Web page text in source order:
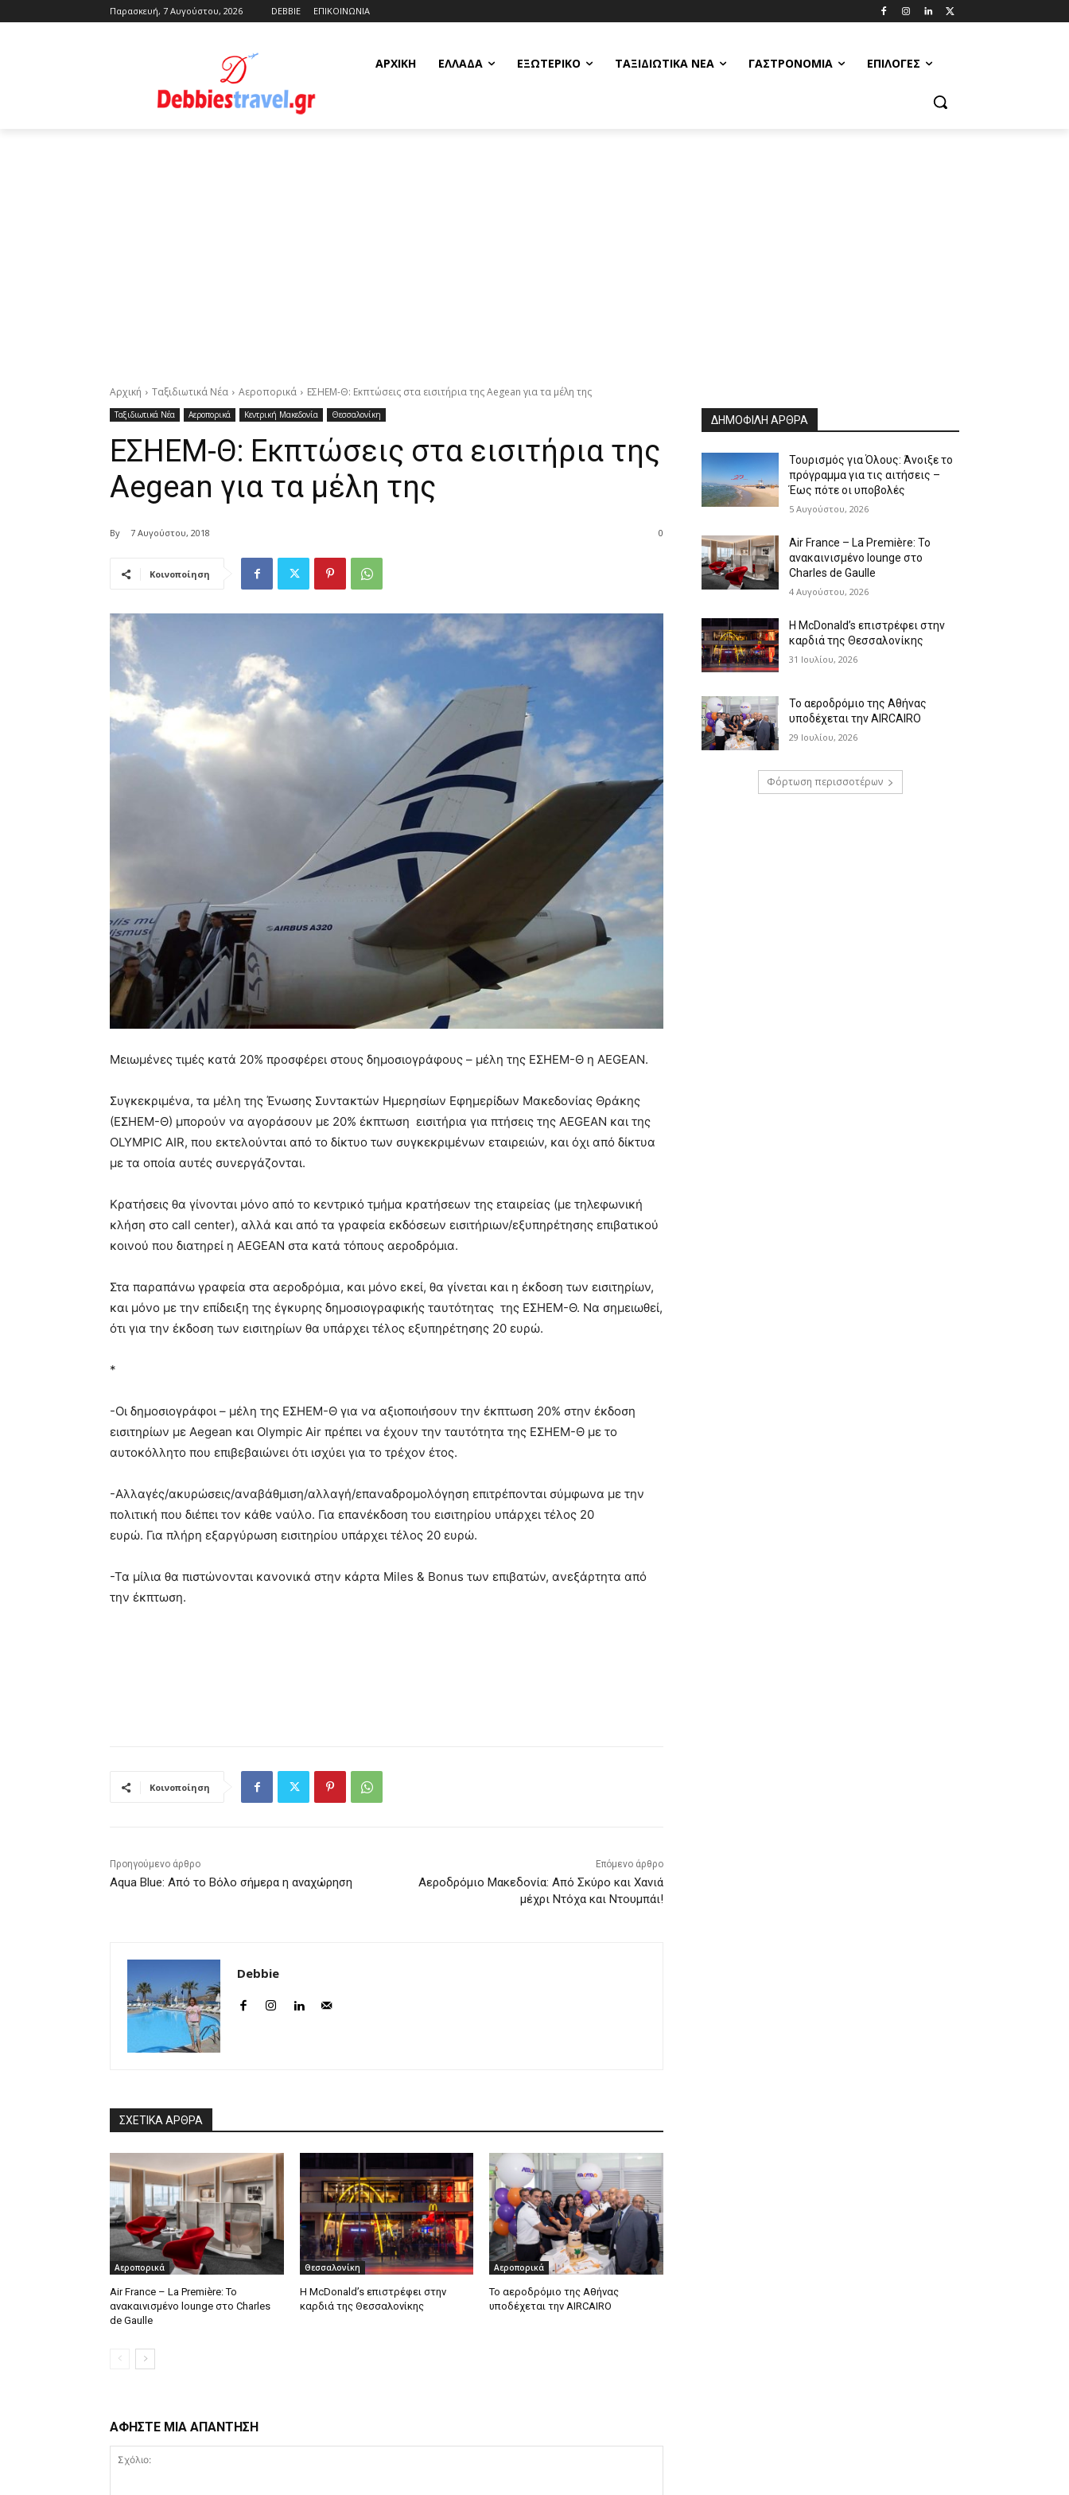
Παρασκευή, 7 Αυγούστου, 2026 DEBBIE ΕΠΙΚΟΙΝΩΝΙΑ
ΑΡΧΙΚΗ ΕΛΛΆΔΑ ΕΞΩΤΕΡΙΚΌ ΤΑΞΙΔΙΩΤΙΚΆ ΝΈΑ ΓΑΣΤΡΟΝΟΜΊΑ ΕΠΙΛΟΓΈΣ
Αρχική Ταξιδιωτικά Νέα Αεροπορικά ΕΣΗΕΜ-Θ: Εκπτώσεις στα εισιτήρια της Aegean για τα μέλη της
Ταξιδιωτικά Νέα Αεροπορικά Κεντρική Μακεδονία Θεσσαλονίκη
ΕΣΗΕΜ-Θ: Εκπτώσεις στα εισιτήρια της
Aegean για τα μέλη της
By 7 Αυγούστου, 2018 0
Κοινοποίηση
Μειωμένες τιμές κατά 20% προσφέρει στους δημοσιογράφους – μέλη της ΕΣΗΕΜ-Θ η ΑEGEAN.
Συγκεκριμένα, τα μέλη της Ένωσης Συντακτών Ημερησίων Εφημερίδων Μακεδονίας Θράκης
(ΕΣΗΕΜ-Θ) μπορούν να αγοράσουν με 20% έκπτωση εισιτήρια για πτήσεις της AEGEAN και της
OLYMPIC AIR, που εκτελούνται από το δίκτυο των συγκεκριμένων εταιρειών, και όχι από δίκτυα
με τα οποία αυτές συνεργάζονται.
Κρατήσεις θα γίνονται μόνο από το κεντρικό τμήμα κρατήσεων της εταιρείας (με τηλεφωνική
κλήση στο call center), αλλά και από τα γραφεία εκδόσεων εισιτήριων/εξυπηρέτησης επιβατικού
κοινού που διατηρεί η AEGEAN στα κατά τόπους αεροδρόμια.
Στα παραπάνω γραφεία στα αεροδρόμια, και μόνο εκεί, θα γίνεται και η έκδοση των εισιτηρίων,
και μόνο με την επίδειξη της έγκυρης δημοσιογραφικής ταυτότητας της ΕΣΗΕΜ-Θ. Να σημειωθεί,
ότι για την έκδοση των εισιτηρίων θα υπάρχει τέλος εξυπηρέτησης 20 ευρώ.
*
-Οι δημοσιογράφοι – μέλη της ΕΣΗΕΜ-Θ για να αξιοποιήσουν την έκπτωση 20% στην έκδοση
εισιτηρίων με Aegean και Olympic Air πρέπει να έχουν την ταυτότητα της ΕΣΗΕΜ-Θ με το
αυτοκόλλητο που επιβεβαιώνει ότι ισχύει για το τρέχον έτος.
-Αλλαγές/ακυρώσεις/αναβάθμιση/αλλαγή/επαναδρομολόγηση επιτρέπονται σύμφωνα με την
πολιτική που διέπει τον κάθε ναύλο. Για επανέκδοση του εισιτηρίου υπάρχει τέλος 20
ευρώ. Για πλήρη εξαργύρωση εισιτηρίου υπάρχει τέλος 20 ευρώ.
-Τα μίλια θα πιστώνονται κανονικά στην κάρτα Miles & Bonus των επιβατών, ανεξάρτητα από
την έκπτωση.
Κοινοποίηση
Προηγούμενο άρθρο
Aqua Blue: Από το Βόλο σήμερα η αναχώρηση
Επόμενο άρθρο
Αεροδρόμιο Μακεδονία: Από Σκύρο και Χανιά
μέχρι Ντόχα και Ντουμπάι!
Debbie
ΣΧΕΤΙΚΑ ΑΡΘΡΑ
Αεροπορικά
Air France – La Première: Το
ανακαινισμένο lounge στο Charles
de Gaulle
Θεσσαλονίκη
Η McDonald’s επιστρέφει στην
καρδιά της Θεσσαλονίκης
Αεροπορικά
Το αεροδρόμιο της Αθήνας
υποδέχεται την AIRCAIRO
ΑΦΗΣΤΕ ΜΙΑ ΑΠΑΝΤΗΣΗ
ΔΗΜΟΦΙΛΗ ΑΡΘΡΑ
Τουρισμός για Όλους: Άνοιξε το
πρόγραμμα για τις αιτήσεις –
Έως πότε οι υποβολές
5 Αυγούστου, 2026
Air France – La Première: Το
ανακαινισμένο lounge στο
Charles de Gaulle
4 Αυγούστου, 2026
Η McDonald’s επιστρέφει στην
καρδιά της Θεσσαλονίκης
31 Ιουλίου, 2026
Το αεροδρόμιο της Αθήνας
υποδέχεται την AIRCAIRO
29 Ιουλίου, 2026
Φόρτωση περισσοτέρων